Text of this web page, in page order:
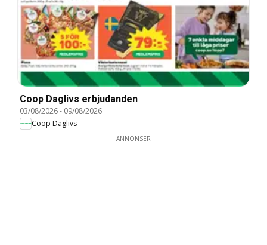
Coop Daglivs erbjudanden
03/08/2026- 09/08/2026
Coop Daglivs
ANNONSER